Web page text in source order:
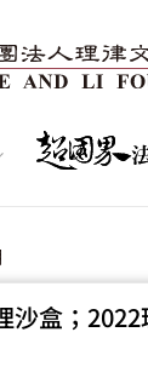
沙盒；